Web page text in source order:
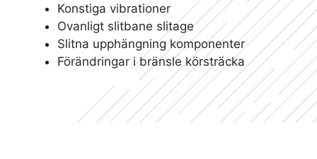
Konstiga vibrationer
Ovanligt slitbane slitage
Slitna upphängning komponenter
Förändringar i bränsle körsträcka